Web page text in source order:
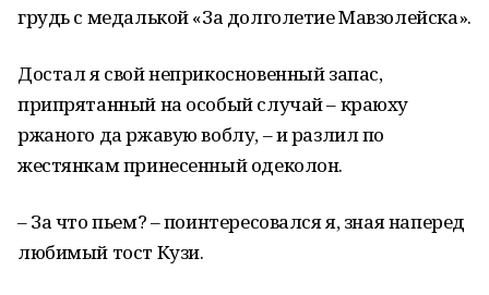
грудь с медалькой «За долголетие Мавзолейска».
Достал я свой неприкосновенный запас,
припрятанный на особый случай – краюху
ржаного да ржавую воблу, – и разлил по
жестянкам принесенный одеколон.
– За что пьем? – поинтересовался я, зная наперед
любимый тост Кузи.